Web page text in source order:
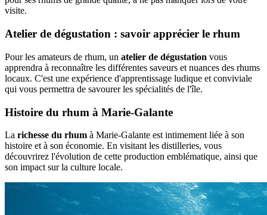
visite.
Atelier de dégustation : savoir apprécier le rhum
Pour les amateurs de rhum, un atelier de dégustation vous
apprendra à reconnaître les différentes saveurs et nuances des rhums
locaux. C'est une expérience d'apprentissage ludique et conviviale
qui vous permettra de savourer les spécialités de l'île.
Histoire du rhum à Marie-Galante
La richesse du rhum à Marie-Galante est intimement liée à son
histoire et à son économie. En visitant les distilleries, vous
découvrirez l'évolution de cette production emblématique, ainsi que
son impact sur la culture locale.